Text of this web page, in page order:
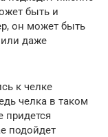
быть и
он может быть
даже
к челке
челка в таком
придется
подойдет